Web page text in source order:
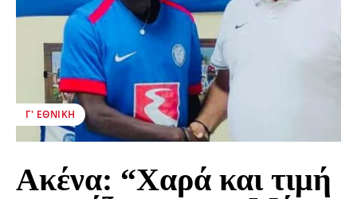
Γ' ΕΘΝΙΚΉ
Ακένα: “Χαρά και τιμή